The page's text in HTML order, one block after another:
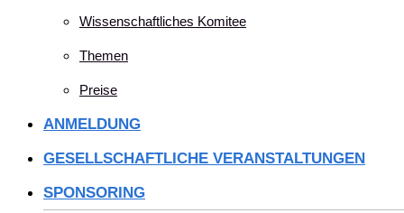
Wissenschaftliches Komitee
Themen
Preise
ANMELDUNG
GESELLSCHAFTLICHE VERANSTALTUNGEN
SPONSORING